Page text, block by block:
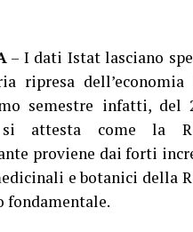
– I dati Istat lasciano
ripresa dell’economia
semestre infatti, del
attesta come la
proviene dai forti
e botanici della
fondamentale.